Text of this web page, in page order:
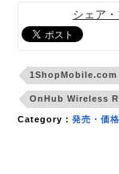
シェア
1ShopMobile.com
OnHub Wireless
Category：発売・価